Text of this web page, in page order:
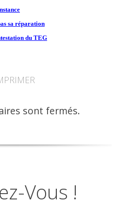
sa réparation
du TEG
sont fermés.
Vous !